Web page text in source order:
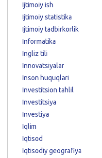
Ijtimoiy ish
Ijtimoiy statistika
Ijtimoiy tadbirkorlik
Informatika
Ingliz tili
Innovatsiyalar
Inson huquqlari
Investitsion tahlil
Investitsiya
Investiya
Iqlim
Iqtisod
Iqtisodiy geografiya